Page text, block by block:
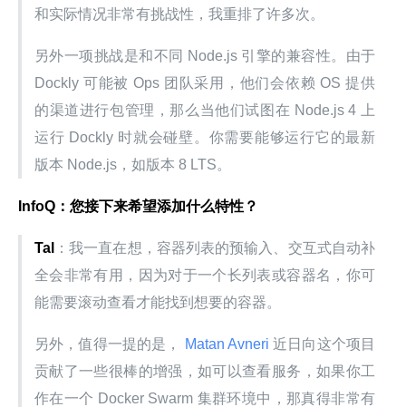
和实际情况非常有挑战性，我重排了许多次。
另外一项挑战是和不同 Node.js 引擎的兼容性。由于
Dockly 可能被 Ops 团队采用，他们会依赖 OS 提供
的渠道进行包管理，那么当他们试图在 Node.js 4 上
运行 Dockly 时就会碰壁。你需要能够运行它的最新
版本 Node.js，如版本 8 LTS。
InfoQ：您接下来希望添加什么特性？
Tal
：我一直在想，容器列表的预输入、交互式自动补
全会非常有用，因为对于一个长列表或容器名，你可
能需要滚动查看才能找到想要的容器。
另外，值得一提的是， Matan Avneri 近日向这个项目
贡献了一些很棒的增强，如可以查看服务，如果你工
作在一个 Docker Swarm 集群环境中，那真得非常有